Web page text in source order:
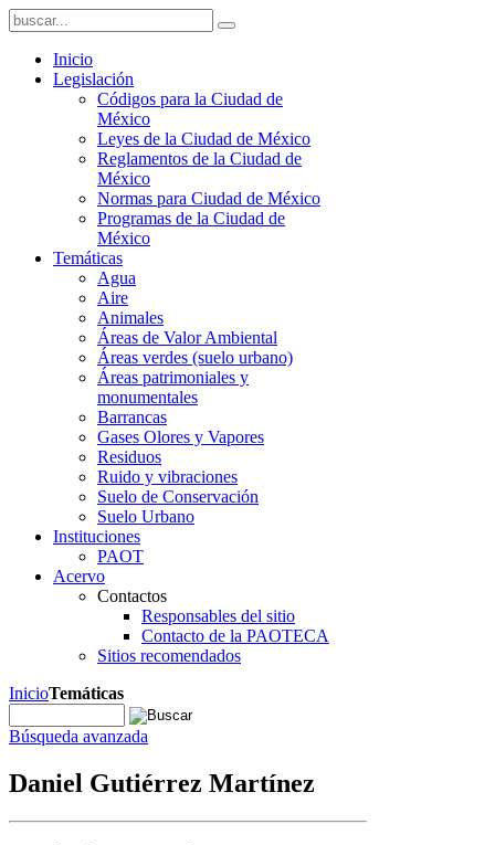
Inicio
Legislación
Códigos para la Ciudad de
México
Leyes de la Ciudad de México
Reglamentos de la Ciudad de
México
Normas para Ciudad de México
Programas de la Ciudad de
México
Temáticas
Agua
Aire
Animales
Áreas de Valor Ambiental
Áreas verdes (suelo urbano)
Áreas patrimoniales y
monumentales
Barrancas
Gases Olores y Vapores
Residuos
Ruido y vibraciones
Suelo de Conservación
Suelo Urbano
Instituciones
PAOT
Acervo
Contactos
Responsables del sitio
Contacto de la PAOTECA
Sitios recomendados
InicioTemáticas
Búsqueda avanzada
Daniel Gutiérrez Martínez